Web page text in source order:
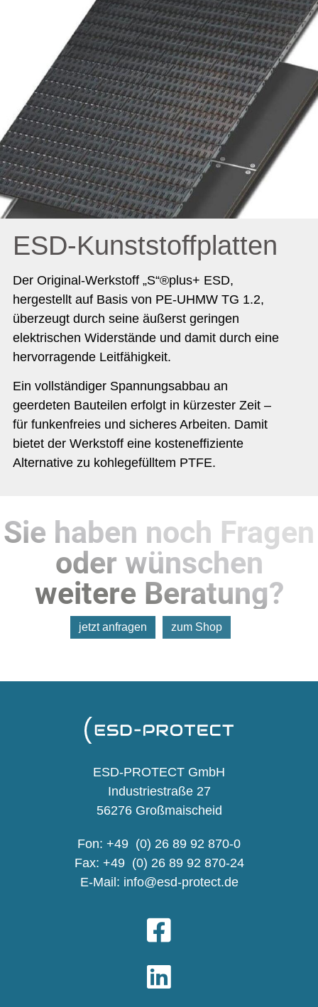
ESD-Kunststoffplatten
Der Original-Werkstoff „S“®plus+ ESD,
hergestellt auf Basis von PE-UHMW TG 1.2,
überzeugt durch seine äußerst geringen
elektrischen Widerstände und damit durch eine
hervorragende Leitfähigkeit.
Ein vollständiger Spannungsabbau an
geerdeten Bauteilen erfolgt in kürzester Zeit –
für funkenfreies und sicheres Arbeiten. Damit
bietet der Werkstoff eine kosteneffiziente
Alternative zu kohlegefülltem PTFE.
Sie haben noch Fragen
oder wünschen
weitere Beratung?
jetzt anfragen zum Shop
ESD-PROTECT GmbH
Industriestraße 27
56276 Großmaischeid
Fon: +49 (0) 26 89 92 870-0
Fax: +49 (0) 26 89 92 870-24
E-Mail: info@esd-protect.de